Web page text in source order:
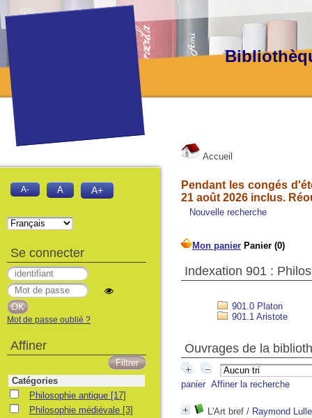
Accueil
Pendant les congés
21 août 2026 inclus.
Nouvelle recherche
Indexation 901 :
901.0 Platon
901.1 Aristote
Ouvrages de la
panier Affiner la recherche
L'Art bref / Raymond Lulle
A- A A+
Se connecter
Mot de passe oublié ?
Affiner
Catégories
Philosophie antique
Philosophie antique [17]
Philosophie médiévale
Philosophie médiévale [3]